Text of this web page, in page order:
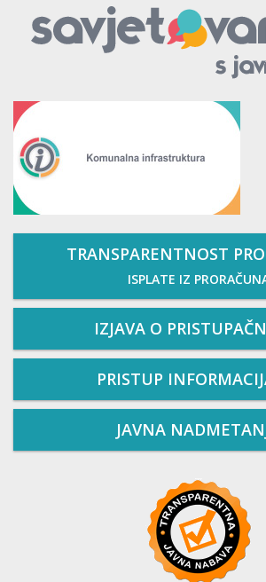
TRANSPARENTNOST
ISPLATE IZ
IZJAVA O
PRISTUP
JAVNA